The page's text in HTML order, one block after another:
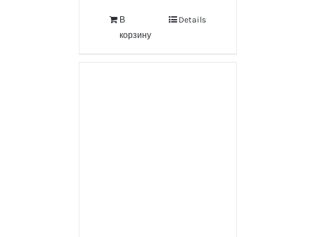
В
корзину
Details